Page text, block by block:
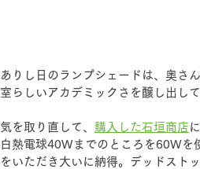
ありし日のランプシェードは、奥さ
室らしいアカデミックさを醸し出し
気を取り直して、 購入した石垣商店
白熱電球40Wまでのところを60Wを
をいただき大いに納得。デッドスト